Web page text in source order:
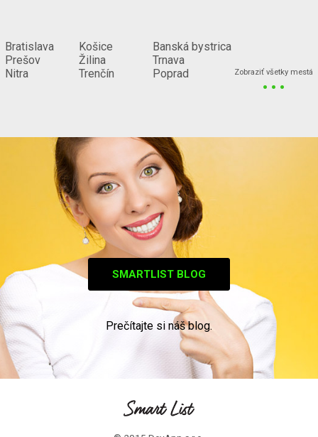
Bratislava
Prešov
Nitra
Košice
Žilina
Trenčín
Banská bystrica
Trnava
Poprad
Zobraziť všetky mestá
...
SMARTLIST BLOG
Prečítajte si náš blog.